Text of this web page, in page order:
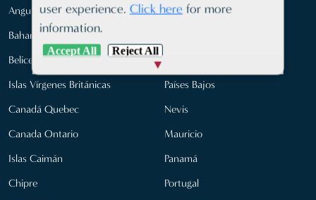
Anguila
Bahamas
Belice
Islas Vírgenes Británicas
Canadá Quebec
Canada Ontario
Islas Caimán
Chipre
Santa Lucía
Países Bajos
Nevis
Mauricio
Panamá
Portugal
user experience. Click herefor more
information.
Accept All Reject All